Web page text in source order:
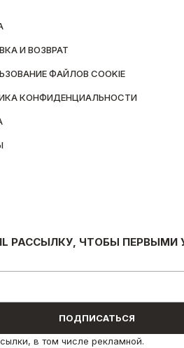
И ВОЗВРАТ
ФАЙЛОВ COOKIE
КОНФИДЕНЦИАЛЬНОСТИ
РАССЫЛКУ, ЧТОБЫ ПЕРВЫМИ
ПОДПИСАТЬСЯ
в том числе рекламной.